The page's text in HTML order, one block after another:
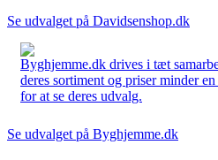
Se udvalget på Davidsenshop.dk
Byghjemme.dk drives i tæt
deres sortiment og priser minder
for at se deres udvalg.
Se udvalget på Byghjemme.dk